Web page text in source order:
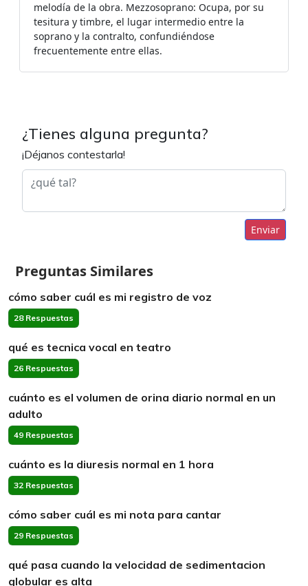
melodía de la obra. Mezzosoprano: Ocupa, por su
tesitura y timbre, el lugar intermedio entre la
soprano y la contralto, confundiéndose
frecuentemente entre ellas.
¿Tienes alguna pregunta?
¡Déjanos contestarla!
Enviar
Preguntas Similares
cómo saber cuál es mi registro de voz
28 Respuestas
qué es tecnica vocal en teatro
26 Respuestas
cuánto es el volumen de orina diario normal en un
adulto
49 Respuestas
cuánto es la diuresis normal en 1 hora
32 Respuestas
cómo saber cuál es mi nota para cantar
29 Respuestas
qué pasa cuando la velocidad de sedimentacion
globular es alta